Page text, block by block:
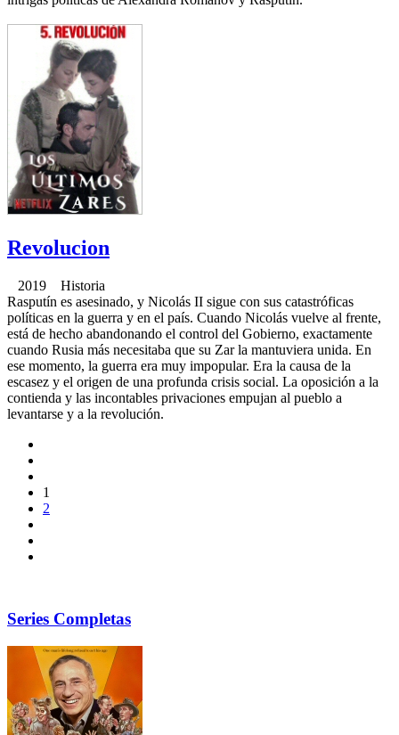
Revolucion
2019 Historia
Rasputín es asesinado, y Nicolás II sigue con sus catastróficas
políticas en la guerra y en el país. Cuando Nicolás vuelve al frente,
está de hecho abandonando el control del Gobierno, exactamente
cuando Rusia más necesitaba que su Zar la mantuviera unida. En
ese momento, la guerra era muy impopular. Era la causa de la
escasez y el origen de una profunda crisis social. La oposición a la
contienda y las incontables privaciones empujan al pueblo a
levantarse y a la revolución.
1
2
Series Completas